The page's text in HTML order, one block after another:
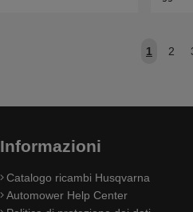
1 2
Informazioni
Catalogo ricambi Husqvarna
Automower Help Center